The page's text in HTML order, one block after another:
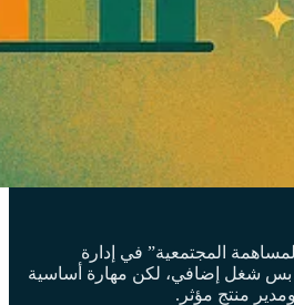
المجتمعية” في إدارة
بس شغل إضافي، لكن مهارة أساسية
منتج مؤثر.